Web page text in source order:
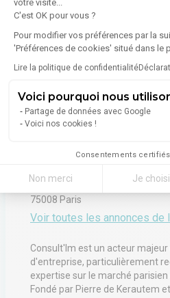
votre visite...
C'est OK pour vous ?
Pour modifier vos préférences par la
'Préférences de cookies' situé dans le
Lire la politique de confidentialité
Voici pourquoi nous
Partage de données avec Google
Voici nos cookies !
Consentements
Non merci Je
Axeptio consent
Plateforme de Gestion du
Notre plateforme vous permet
À propos de l'agence
75008 Paris
Voir toutes les annonces de
Consult'Im est un acteur
d'entreprise, particulièrement
expertise sur le marché parisien
Fondé par Pierre de Kerautem